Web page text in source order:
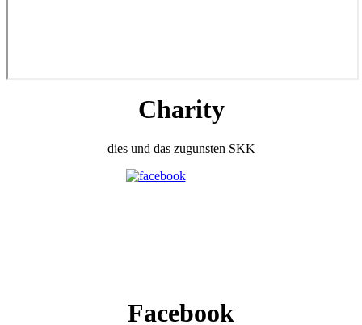
Charity
dies und das zugunsten SKK
Facebook